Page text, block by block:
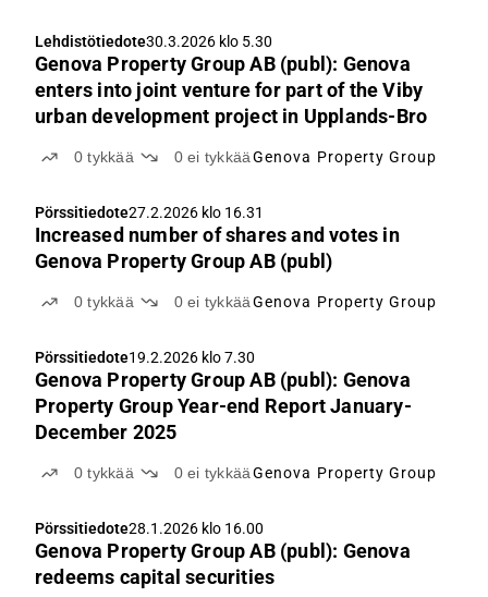
Lehdistötiedote30.3.2026 klo 5.30
Genova Property Group AB (publ): Genova
enters into joint venture for part of the Viby
urban development project in Upplands-Bro
0tykkää 0ei tykkääGenova Property Group
Pörssitiedote27.2.2026 klo 16.31
Increased number of shares and votes in
Genova Property Group AB (publ)
0tykkää 0ei tykkääGenova Property Group
Pörssitiedote19.2.2026 klo 7.30
Genova Property Group AB (publ): Genova
Property Group Year-end Report January-
December 2025
0tykkää 0ei tykkääGenova Property Group
Pörssitiedote28.1.2026 klo 16.00
Genova Property Group AB (publ): Genova
redeems capital securities